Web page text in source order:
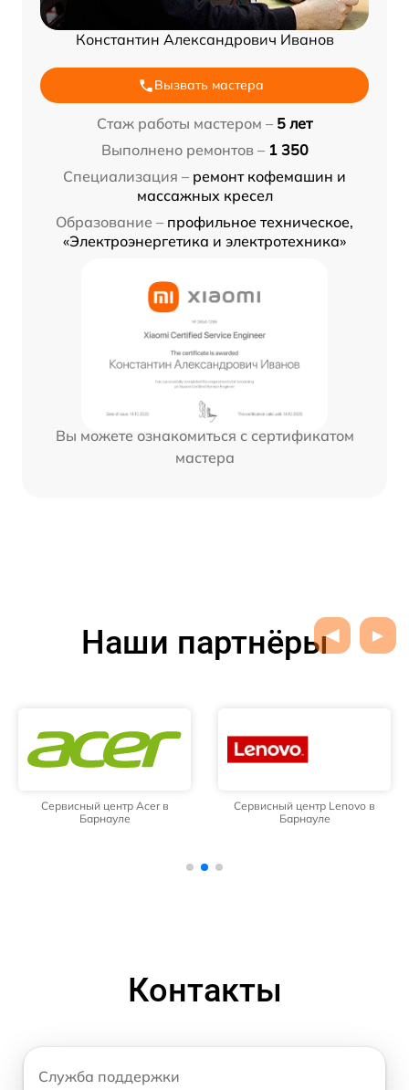
Константин Александрович Иванов
Вызвать мастера
Стаж работы мастером – 5 лет
Выполнено ремонтов – 1 350
Специализация – ремонт кофемашин и
массажных кресел
Образование – профильное техническое,
«Электроэнергетика и электротехника»
Вы можете ознакомиться с сертификатом
мастера
Наши партнёры
Сервисный центр Acer в
Барнауле
Сервисный центр Lenovo в
Барнауле
Контакты
Служба поддержки